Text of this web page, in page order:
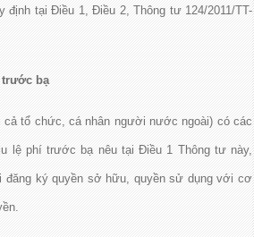
định tại Điều 1, Điều 2, Thông tư 124/2011/TT-
bạ
cả tổ chức, cá nhân người nước ngoài) có các
lệ phí trước bạ nêu tại Điều 1 Thông tư này,
đăng ký quyền sở hữu, quyền sử dụng với cơ